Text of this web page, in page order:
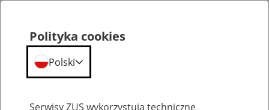
Polityka cookies
Polski
Serwisy ZUS wykorzystują techniczne